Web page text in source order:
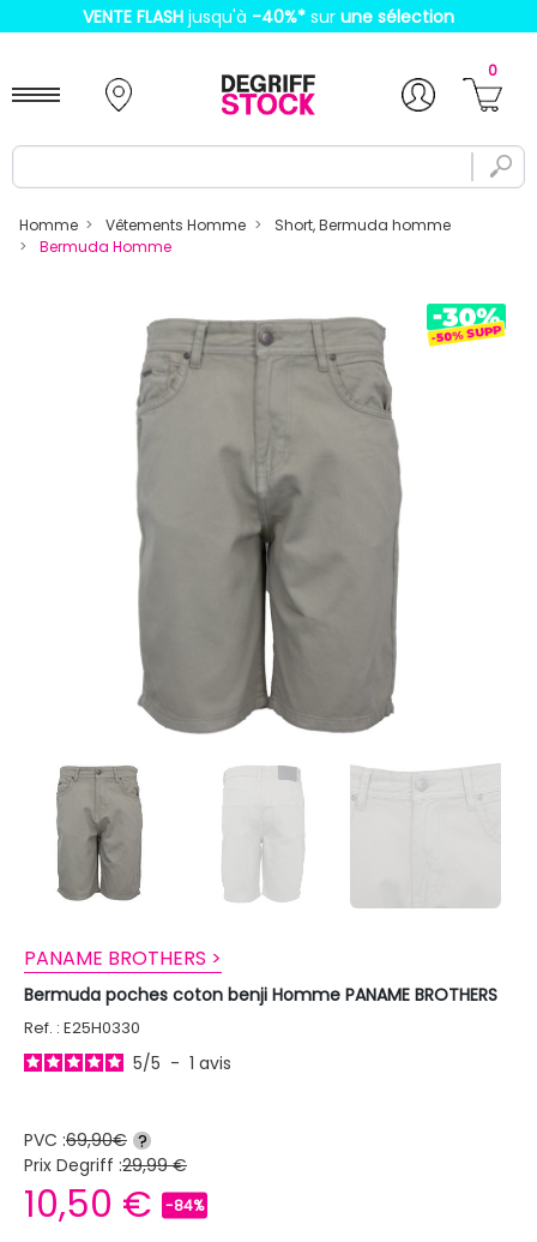
VENTE FLASH jusqu'à -40%* sur une sélection
0
Homme Vêtements Homme
Short, Bermuda homme
Bermuda Homme
PANAME BROTHERS >
Bermuda poches coton benji Homme PANAME BROTHERS
Ref. : E25H0330
5/5 - 1 avis
PVC :69,90€ ?
Prix Degriff :29,99 €
10,50 € -84%